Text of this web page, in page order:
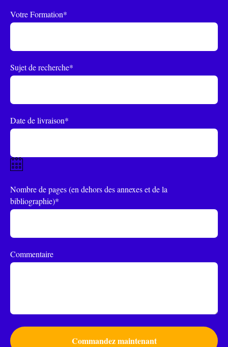
Votre Formation*
Sujet de recherche*
Date de livraison*
Nombre de pages (en dehors des annexes et de la
bibliographie)*
Commentaire
Commandez maintenant